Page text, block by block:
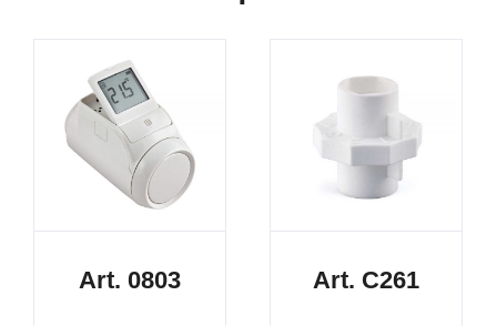
Art. 0803 Art. C261